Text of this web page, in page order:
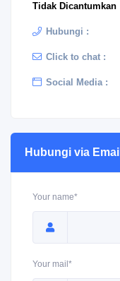
Tidak Dicantumkan
Hubungi :
Click to chat :
Social Media :
Hubungi via Email
Your name*
Your mail*